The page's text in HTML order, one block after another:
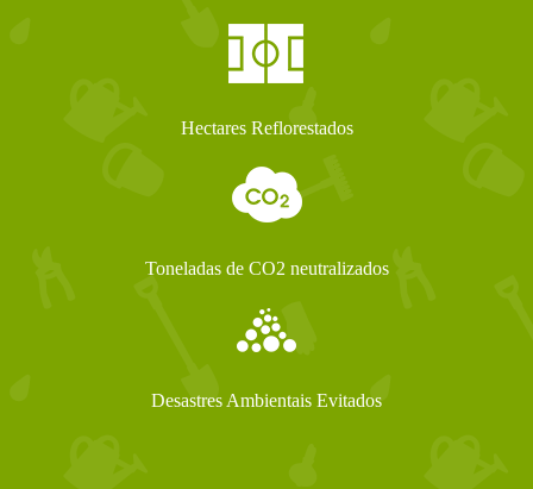
Hectares Reflorestados
Toneladas de CO2 neutralizados
Desastres Ambientais Evitados